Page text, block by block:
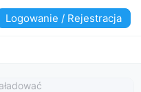
Logowanie / Rejestracja